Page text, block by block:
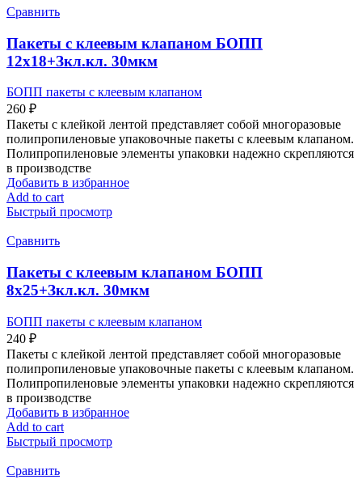
Сравнить
Пакеты с клеевым клапаном БОПП
12х18+Зкл.кл. 30мкм
БОПП пакеты с клеевым клапаном
260 ₽
Пакеты с клейкой лентой представляет собой многоразовые
полипропиленовые упаковочные пакеты с клеевым клапаном.
Полипропиленовые элементы упаковки надежно скрепляются
в производстве
Добавить в избранное
Add to cart
Быстрый просмотр
Сравнить
Пакеты с клеевым клапаном БОПП
8х25+Зкл.кл. 30мкм
БОПП пакеты с клеевым клапаном
240 ₽
Пакеты с клейкой лентой представляет собой многоразовые
полипропиленовые упаковочные пакеты с клеевым клапаном.
Полипропиленовые элементы упаковки надежно скрепляются
в производстве
Добавить в избранное
Add to cart
Быстрый просмотр
Сравнить